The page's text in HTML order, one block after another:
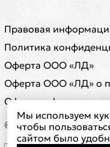
Правовая
Политика
Оферта ООО «ЛД»
Оферта ООО «ЛД» о
Оферта с
© ООО "ЛД"
Мы используем
чтобы
сайтом было